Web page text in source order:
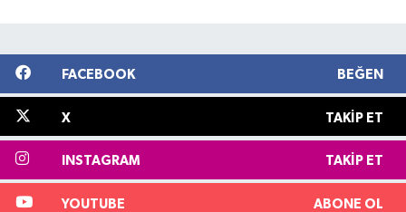
FACEBOOK BEĞEN
X TAKIP ET
INSTAGRAM TAKIP ET
YOUTUBE ABONE OL